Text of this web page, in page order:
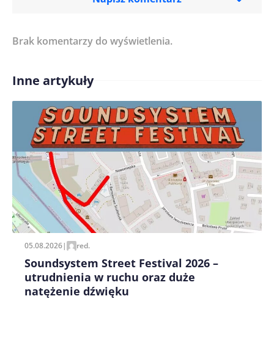
Treść komentarza*
Imię/ Nick*
Zapamiętaj moje dane w tej przeglądarce podczas
pisania kolejnych komentarzy.
Brak komentarzy do wyświetlenia.
Inne artykuły
05.08.2026| red.
Soundsystem Street Festival 2026 –
utrudnienia w ruchu oraz duże
natężenie dźwięku